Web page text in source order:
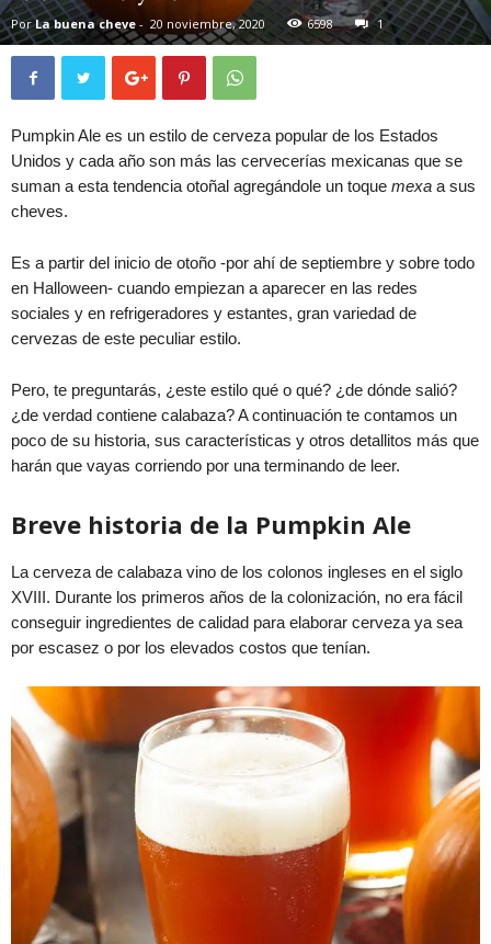
Por La buena cheve - 20 noviembre, 2020 6598 1
Pumpkin Ale es un estilo de cerveza popular de los Estados
Unidos y cada año son más las cervecerías mexicanas que se
suman a esta tendencia otoñal agregándole un toque mexa a sus
cheves.
Es a partir del inicio de otoño -por ahí de septiembre y sobre todo
en Halloween- cuando empiezan a aparecer en las redes
sociales y en refrigeradores y estantes, gran variedad de
cervezas de este peculiar estilo.
Pero, te preguntarás, ¿este estilo qué o qué? ¿de dónde salió?
¿de verdad contiene calabaza? A continuación te contamos un
poco de su historia, sus características y otros detallitos más que
harán que vayas corriendo por una terminando de leer.
Breve historia de la Pumpkin Ale
La cerveza de calabaza vino de los colonos ingleses en el siglo
XVIII. Durante los primeros años de la colonización, no era fácil
conseguir ingredientes de calidad para elaborar cerveza ya sea
por escasez o por los elevados costos que tenían.